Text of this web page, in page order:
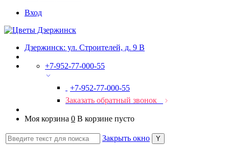
Вход
Дзержинск: ул. Строителей, д. 9 В
+7-952-77-000-55
+7-952-77-000-55
Заказать обратный звонок
Моя корзина 0 В корзине пусто
Закрыть окно